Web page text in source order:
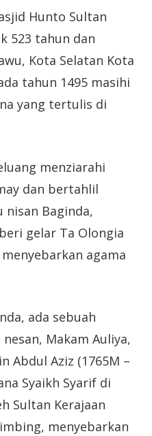
Hunto Sultan
523 tahun dan
Kota Selatan Kota
tahun 1495 masihi
yang tertulis di
menziarahi
dan bertahlil
nisan Baginda,
gelar Ta Olongia
agama
ada sebuah
Makam Auliya,
Abdul Aziz (1765M –
Syaikh Syarif di
Sultan Kerajaan
menyebarkan